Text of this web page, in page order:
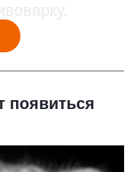
появиться